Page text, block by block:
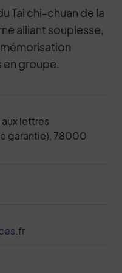
Tai chi-chuan de la
alliant souplesse,
groupe.
lettres
garantie), 78000